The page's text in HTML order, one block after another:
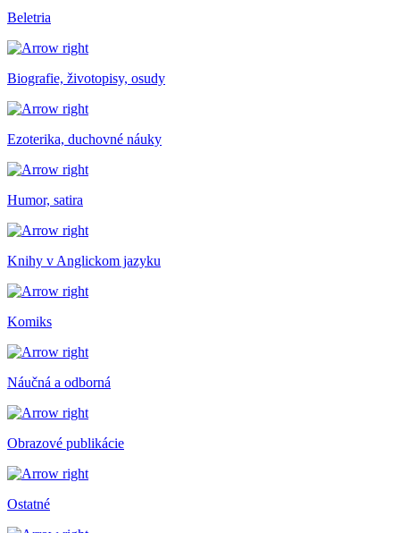
Beletria
Biografie, životopisy, osudy
Ezoterika, duchovné náuky
Humor, satira
Knihy v Anglickom jazyku
Komiks
Náučná a odborná
Obrazové publikácie
Ostatné